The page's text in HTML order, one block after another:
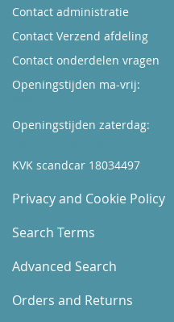
Contact administratie
Contact Verzend afdeling
Contact onderdelen vragen
Openingstijden ma-vrij:
Openingstijden zaterdag:
KVK scandcar 18034497
Privacy and Cookie Policy
Search Terms
Advanced Search
Orders and Returns